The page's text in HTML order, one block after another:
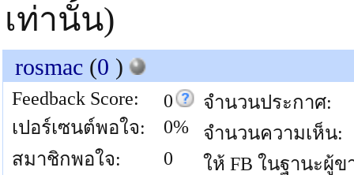
เท่านั้น)
rosmac (0 )
Feedback Score:
0
เปอร์เซนต์พอใจ:
0%
สมาชิกพอใจ:
0
จำนวนประกาศ:
จำนวนความเห็น:
ให้ FB ในฐานะผู้ข